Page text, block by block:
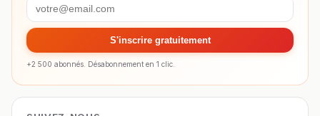
S'inscrire gratuitement
+2 500 abonnés. Désabonnement en 1 clic.